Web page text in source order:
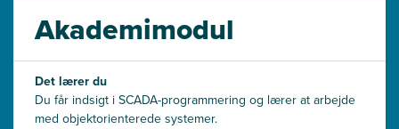
Akademimodul
Det lærer du
Du får indsigt i SCADA-programmering og lærer at arbejde
med objektorienterede systemer.